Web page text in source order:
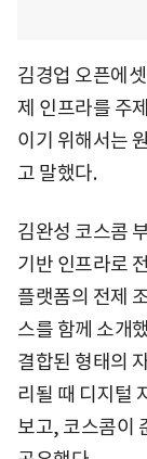
김경업 오픈에
제 인프라를 주
이기 위해서는
고 말했다.
김완성 코스콤
기반 인프라로
플랫폼의 전제
스를 함께 소개
결합된 형태의
리될 때 디지털
보고, 코스콤이